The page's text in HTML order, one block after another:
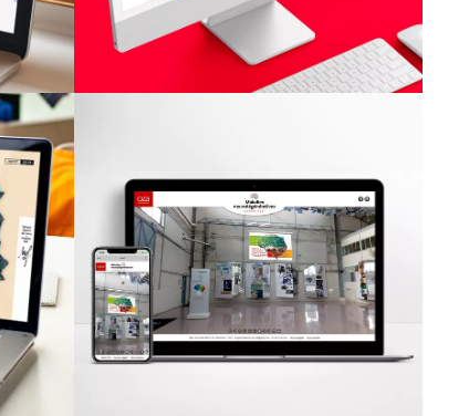
CEA
Exposition
virtuelle sur le
cerveau